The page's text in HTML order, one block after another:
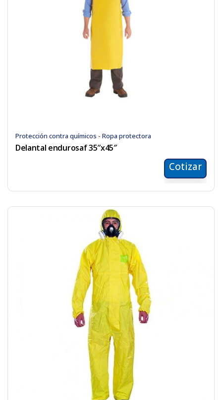
Protección contra químicos - Ropa protectora
Delantal endurosaf 35″x45″
Cotizar